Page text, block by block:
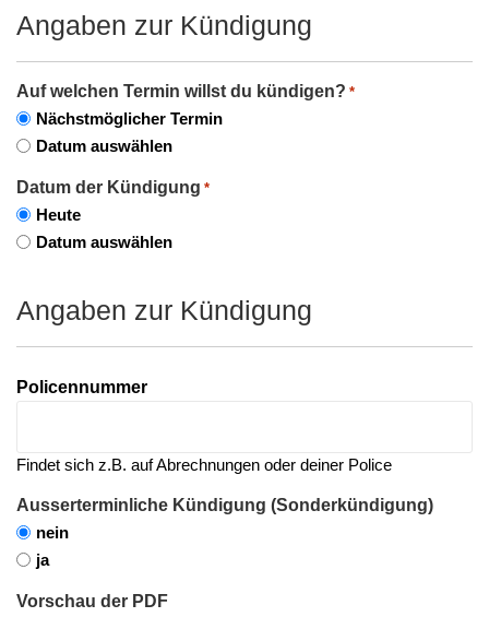
Angaben zur Kündigung
Auf welchen Termin willst du kündigen? *
Nächstmöglicher Termin
Datum auswählen
Datum der Kündigung *
Heute
Datum auswählen
Angaben zur Kündigung
Policennummer
Findet sich z.B. auf Abrechnungen oder deiner Police
Ausserterminliche Kündigung (Sonderkündigung)
nein
ja
Vorschau der PDF